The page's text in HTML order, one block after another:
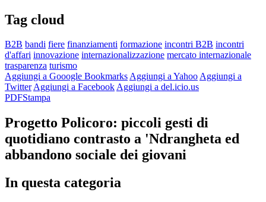
Tag cloud
B2B bandi fiere finanziamenti formazione incontri B2B incontri
d'affari innovazione internazionalizzazione mercato internazionale
trasparenza turismo
Aggiungi a Gooogle BookmarksAggiungi a YahooAggiungi a
TwitterAggiungi a FacebookAggiungi a del.icio.us
PDFStampa
Progetto Policoro: piccoli gesti di
quotidiano contrasto a 'Ndrangheta ed
abbandono sociale dei giovani
In questa categoria